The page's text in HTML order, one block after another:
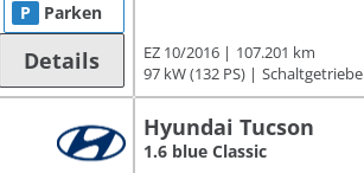
P Parken
Details EZ 10/2016
107.201 km
97 kW (132 PS)
Schaltgetriebe
Hyundai Tucson
1.6 blue Classic